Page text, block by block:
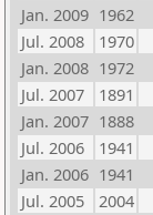
Jan. 2009 1962
Jul. 2008
1970
Jan. 2008 1972
Jul. 2007
1891
Jan. 2007 1888
Jul. 2006
1941
Jan. 2006 1941
Jul. 2005
2004